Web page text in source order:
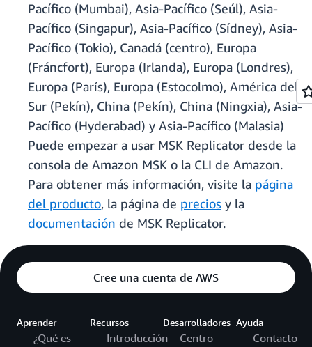
Pacífico (Mumbai), Asia-Pacífico (Seúl), Asia-
Pacífico (Singapur), Asia-Pacífico (Sídney), Asia-
Pacífico (Tokio), Canadá (centro), Europa
(Fráncfort), Europa (Irlanda), Europa (Londres),
Europa (París), Europa (Estocolmo), América del
Sur (Pekín), China (Pekín), China (Ningxia), Asia-
Pacífico (Hyderabad) y Asia-Pacífico (Malasia)
Puede empezar a usar MSK Replicator desde la
consola de Amazon MSK o la CLI de Amazon.
Para obtener más información, visite la página
del producto, la página de precios y la
documentación de MSK Replicator.
Cree una cuenta de AWS
Aprender
¿Qué es
Recursos
Introducción
Desarrolladores
Centro
Ayuda
Contacto